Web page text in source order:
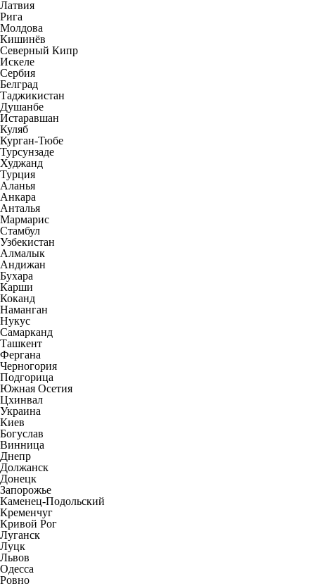
Латвия
Рига
Молдова
Кишинёв
Северный Кипр
Искеле
Сербия
Белград
Таджикистан
Душанбе
Истаравшан
Куляб
Курган-Тюбе
Турсунзаде
Худжанд
Турция
Аланья
Анкара
Анталья
Мармарис
Стамбул
Узбекистан
Алмалык
Андижан
Бухара
Карши
Коканд
Наманган
Нукус
Самарканд
Ташкент
Фергана
Черногория
Подгорица
Южная Осетия
Цхинвал
Украина
Киев
Богуслав
Винница
Днепр
Должанск
Донецк
Запорожье
Каменец-Подольский
Кременчуг
Кривой Рог
Луганск
Луцк
Львов
Одесса
Ровно